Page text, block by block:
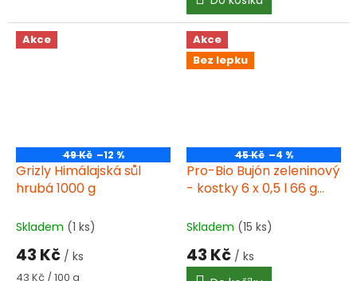
Akce
49 Kč –12 %
Grizly Himálajská sůl
hrubá 1000 g
Skladem (1 ks)
43 Kč / ks
Měrná
43 Kč / 100 g
Akce
Bez lepku
45 Kč –4 %
Pro-Bio Bujón zeleninový
- kostky 6 x 0,5 l 66 g
Skladem (15 ks)
43 Kč / ks